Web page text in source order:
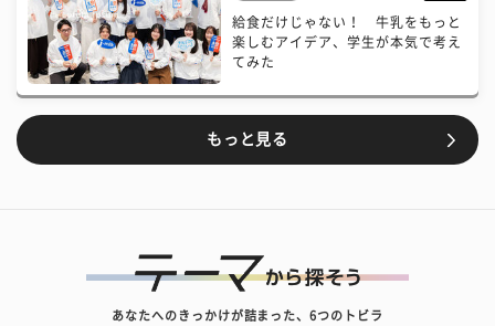
給食だけじゃない！ 牛乳をもっと
楽しむアイデア、学生が本気で考え
てみた
もっと見る
あなたへのきっかけが詰まった、6つのトビラ